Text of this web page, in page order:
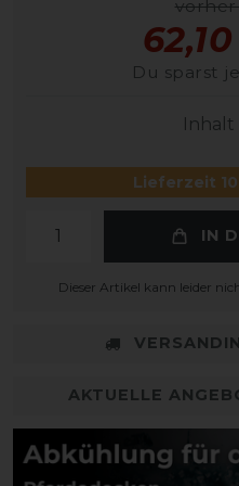
vorher
Du sparst
Inhalt
Lieferzeit
IN
Dieser Artikel kann leider
AKTUELLE